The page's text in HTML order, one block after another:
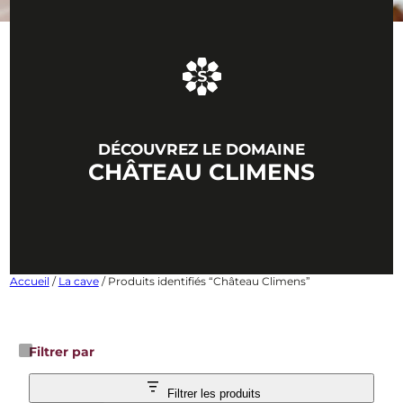
DÉCOUVREZ LE DOMAINE
CHÂTEAU CLIMENS
Accueil / La cave/ Produits identifiés “Château Climens”
Filtrer par
Filtrer les produits